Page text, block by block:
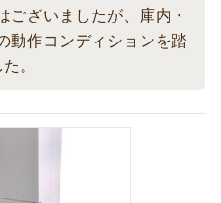
ございましたが、庫内・
動作コンディションを踏
。